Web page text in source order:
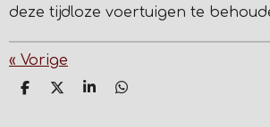
deze tijdloze voertuigen te
« Vorige
D
D
S
D